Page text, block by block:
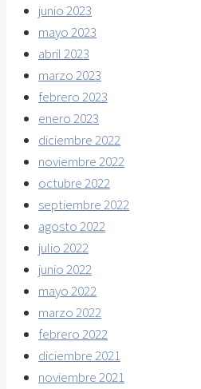
junio 2023
mayo 2023
abril 2023
marzo 2023
febrero 2023
enero 2023
diciembre 2022
noviembre 2022
octubre 2022
septiembre 2022
agosto 2022
julio 2022
junio 2022
mayo 2022
marzo 2022
febrero 2022
diciembre 2021
noviembre 2021